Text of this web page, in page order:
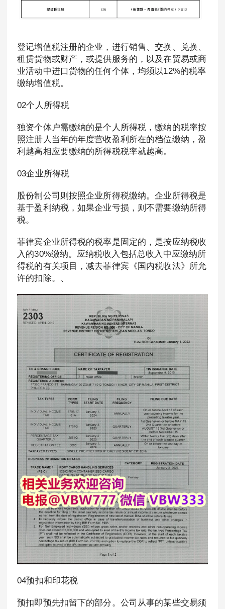
登记增值税注册的企业，进行销售、交换、兑换、
租赁货物或财产，或提供服务的，以及在贸易或商
业活动中进口货物的任何个体，均须以12%的税率
缴纳增值税。
02个人所得税
独资个体户需缴纳的是个人所得税，缴纳的税率按
照注册人当年的年度营收盈利所在的档位缴纳，盈
利越高相应要缴纳的所得税税率就越高。
03企业所得税
股份制公司则按照企业所得税缴纳。企业所得税是
基于盈利纳税，如果企业亏损，则不需要缴纳所得
税。
菲律宾企业所得税的税率是固定的，是按应纳税收
入的30%缴纳。应纳税收入包括总收入中应缴纳所
得税的有关项目，减去菲律宾《国内税收法》所允
许的扣除。、
04预扣和印花税
预扣即预先扣留下的部分。公司从事的某些交易须